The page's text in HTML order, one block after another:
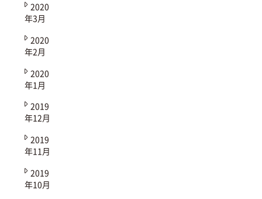
2020
年3月
2020
年2月
2020
年1月
2019
年12月
2019
年11月
2019
年10月